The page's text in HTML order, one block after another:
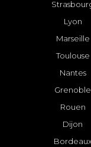
Lyon
Marseille
Toulouse
Nantes
Grenoble
Rouen
Dijon